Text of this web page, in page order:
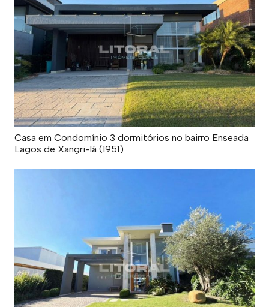
Casa em Condomínio 3 dormitórios no bairro Enseada
Lagos de Xangri-lá (1951)